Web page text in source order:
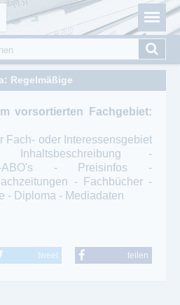
Das unabhängige Portal für
& eBooks
Regelmäßige
vorsortierten Fachgebiet:
Fach- oder Interessensgebiet
-
-ABO's - Preisinfos -
- Fachbücher -
- Diploma - Mediadaten
tweet teilen